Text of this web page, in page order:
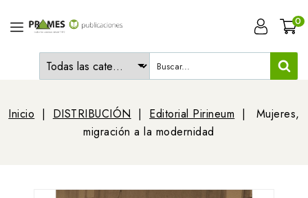
0
Inicio DISTRIBUCIÓN Editorial Pirineum
Mujeres,
migración a la modernidad